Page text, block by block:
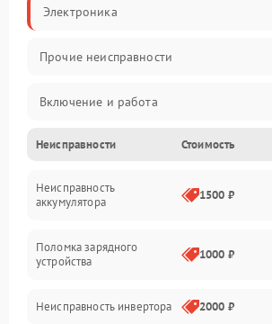
Электроника
Прочие неисправности
Включение и работа
Работа с нагрузкой
Звук и индикация
Неисправности Стоимость
Неисправность
аккумулятора
1500 ₽
Поломка зарядного
устройства
1000 ₽
Неисправность инвертора 2000 ₽